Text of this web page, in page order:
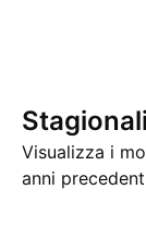
Visualizza i
anni